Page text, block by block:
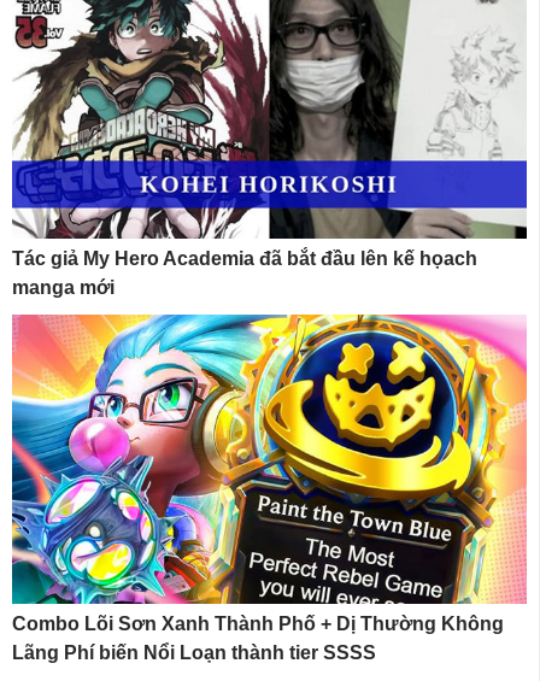
Tác giả My Hero Academia đã bắt đầu lên kế họach
manga mới
Combo Lõi Sơn Xanh Thành Phố + Dị Thường Không
Lãng Phí biến Nổi Loạn thành tier SSSS